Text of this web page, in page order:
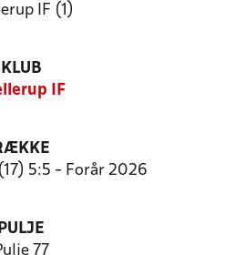
IF (1)
KLUB
IF
5:5 - Forår 2026
PULJE
77